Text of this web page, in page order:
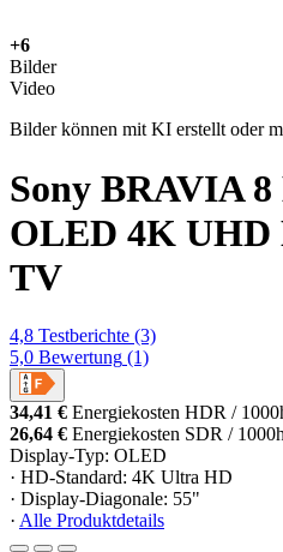
+6
Bilder
Video
Bilder können mit KI erstellt oder
Sony BRAVIA
OLED 4K UHD
TV
4,8 Testberichte (3)
5,0 Bewertung (1)
34,41 € Energiekosten HDR /
26,64 € Energiekosten SDR / 1000h
Display-Typ: OLED
· HD-Standard: 4K Ultra HD
· Display-Diagonale: 55"
· Alle Produktdetails